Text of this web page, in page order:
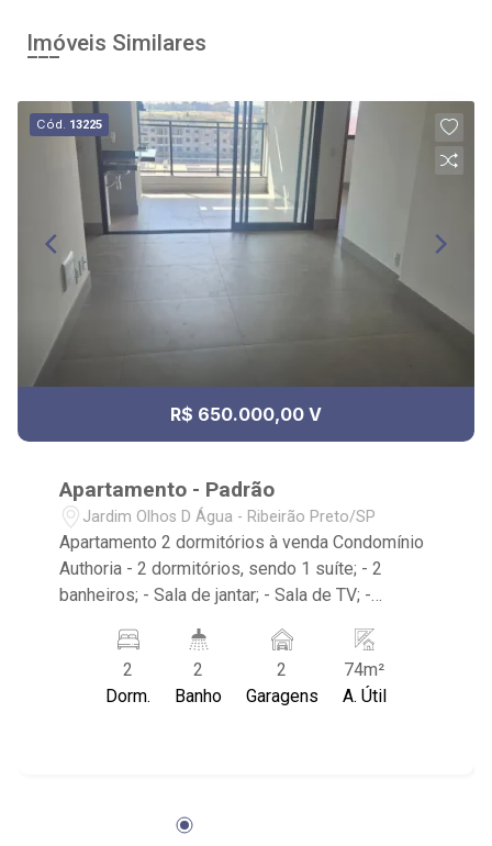
Imóveis Similares
Cód. 13225
R$ 650.000,00 V
Apartamento - Padrão
Jardim Olhos D Água - Ribeirão Preto/SP
Apartamento 2 dormitórios à venda Condomínio
Authoria - 2 dormitórios, sendo 1 suíte; - 2
banheiros; - Sala de jantar; - Sala de TV; -
garagem; - Edifício em construção, previsão de
entrega para junho de 2024; - Condomínio com
piscina, piscina infantil, sauna, quadra esportiva,
2
Dorm.
2
Banho
2
Garagens
74m²
A. Útil